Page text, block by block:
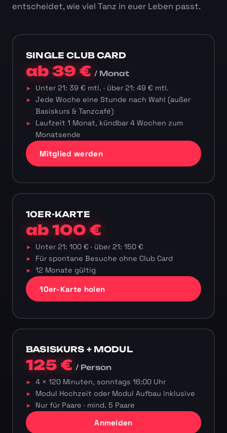
entscheidet, wie viel Tanz in euer Leben passt.
SINGLE CLUB CARD
ab 39 €/ Monat
Unter 21: 39 € mtl. · über 21: 49 € mtl.
Jede Woche eine Stunde nach Wahl (außer
Basiskurs & Tanzcafé)
Laufzeit 1 Monat, kündbar 4 Wochen zum
Monatsende
Mitglied werden
10ER-KARTE
ab 100 €
Unter 21: 100 € · über 21: 150 €
Für spontane Besuche ohne Club Card
12 Monate gültig
10er-Karte holen
BASISKURS + MODUL
125 €/ Person
4 × 120 Minuten, sonntags 16:00 Uhr
Modul Hochzeit oder Modul Aufbau inklusive
Nur für Paare · mind. 5 Paare
Anmelden